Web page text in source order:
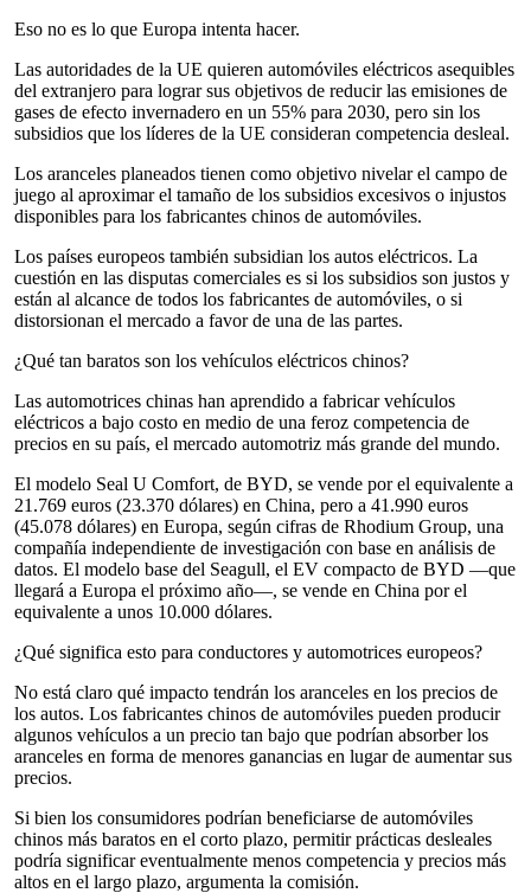
Eso no es lo que Europa intenta hacer.
Las autoridades de la UE quieren automóviles eléctricos asequibles
del extranjero para lograr sus objetivos de reducir las emisiones de
gases de efecto invernadero en un 55% para 2030, pero sin los
subsidios que los líderes de la UE consideran competencia desleal.
Los aranceles planeados tienen como objetivo nivelar el campo de
juego al aproximar el tamaño de los subsidios excesivos o injustos
disponibles para los fabricantes chinos de automóviles.
Los países europeos también subsidian los autos eléctricos. La
cuestión en las disputas comerciales es si los subsidios son justos y
están al alcance de todos los fabricantes de automóviles, o si
distorsionan el mercado a favor de una de las partes.
¿Qué tan baratos son los vehículos eléctricos chinos?
Las automotrices chinas han aprendido a fabricar vehículos
eléctricos a bajo costo en medio de una feroz competencia de
precios en su país, el mercado automotriz más grande del mundo.
El modelo Seal U Comfort, de BYD, se vende por el equivalente a
21.769 euros (23.370 dólares) en China, pero a 41.990 euros
(45.078 dólares) en Europa, según cifras de Rhodium Group, una
compañía independiente de investigación con base en análisis de
datos. El modelo base del Seagull, el EV compacto de BYD —que
llegará a Europa el próximo año—, se vende en China por el
equivalente a unos 10.000 dólares.
¿Qué significa esto para conductores y automotrices europeos?
No está claro qué impacto tendrán los aranceles en los precios de
los autos. Los fabricantes chinos de automóviles pueden producir
algunos vehículos a un precio tan bajo que podrían absorber los
aranceles en forma de menores ganancias en lugar de aumentar sus
precios.
Si bien los consumidores podrían beneficiarse de automóviles
chinos más baratos en el corto plazo, permitir prácticas desleales
podría significar eventualmente menos competencia y precios más
altos en el largo plazo, argumenta la comisión.